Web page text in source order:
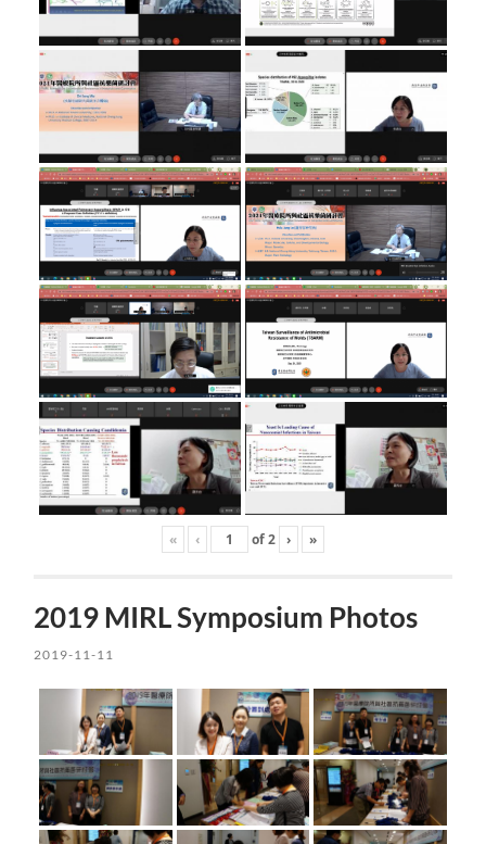
« ‹ of2 › »
2019 MIRL Symposium Photos
2019-11-11